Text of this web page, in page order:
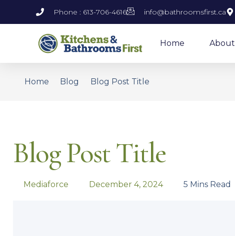
Phone : 613-706-4616 info@bathroomsfirst.ca
Home About
Home Blog Blog Post Title
Blog Post Title
Mediaforce December 4, 2024 5 Mins Read